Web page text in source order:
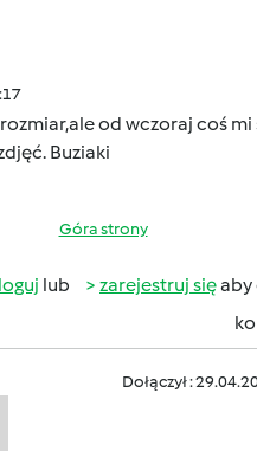
od wczoraj coś mi
Buziaki
Góra strony
lub zarejestruj sięaby
Dołączył :